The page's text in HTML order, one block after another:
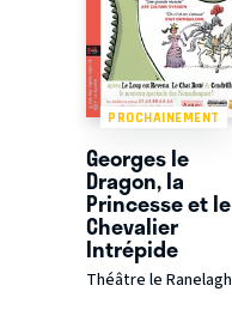
PROCHAINEMENT
Georges le
Dragon, la
Princesse et le
Chevalier
Intrépide
Théâtre le Ranelagh